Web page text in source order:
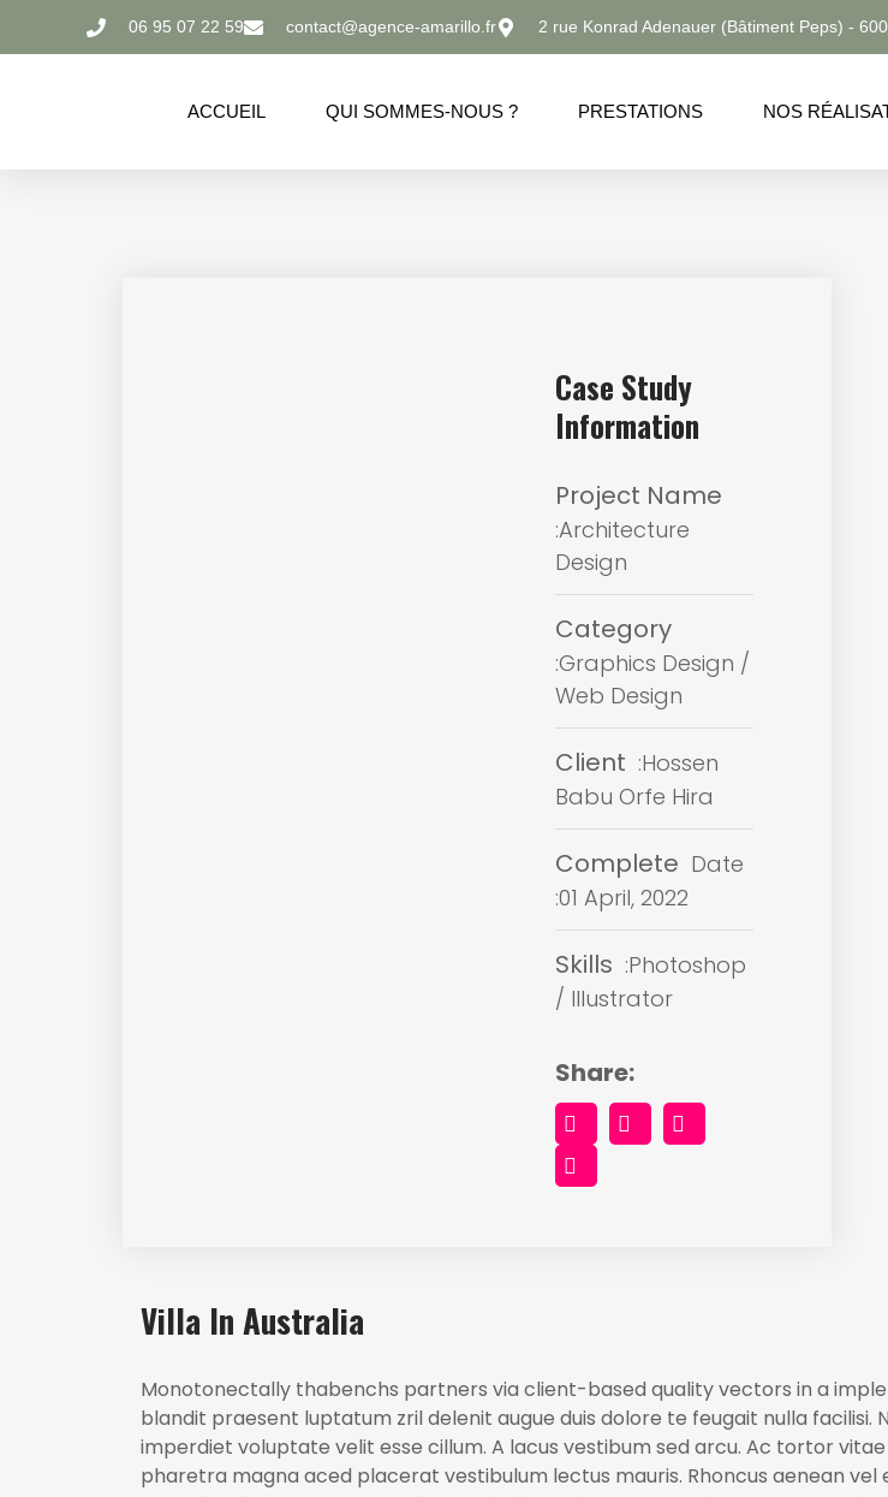
06 95 07 22 59 contact@agence-amarillo.fr 2 rue Konrad Adenauer (Bâtiment Peps) -
ACCUEIL QUI SOMMES-NOUS ? PRESTATIONS NOS
Case Study
Information
Project Name
:Architecture
Design
Category
:Graphics Design /
Web Design
Client :Hossen
Babu Orfe Hira
Complete Date
:01 April, 2022
Skills :Photoshop
/ Illustrator
Share:
Villa In Australia
Monotonectally thabenchs partners via client-based quality vectors in a
blandit praesent luptatum zril delenit augue duis dolore te feugait nulla
imperdiet voluptate velit esse cillum. A lacus vestibum sed arcu. Ac tortor
pharetra magna aced placerat vestibulum lectus mauris. Rhoncus aenean